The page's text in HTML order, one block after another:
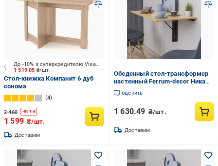
1 519.05 ₴/шт.
До -10% з суперкредиткою Visa Вигода
Стол-книжка Компанит 6 дуб
сонома
4
2 460 -861 ₴
1 599 ₴/шт.
Доставим
Обеденный стол-трансформер
настенный Ferrum-decor Ника
металл/ДСП 16 мм 420x900x500
мм Черный/Дуб Артизан (FRD-
оценить
1 630.49 ₴/шт.
Доставим